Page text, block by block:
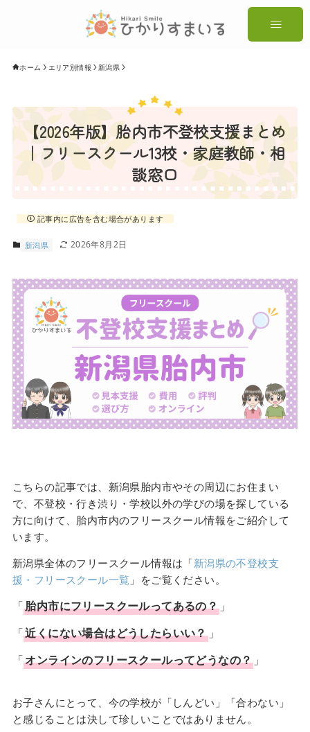
ホーム エリア別情報 新潟県
【2026年版】胎内市不登校支援まとめ
｜フリースクール13校・家庭教師・相
談窓口
記事内に広告を含む場合があります
新潟県 2026年8月2日
こちらの記事では、新潟県胎内市やその周辺にお住まい
で、不登校・行き渋り・学校以外の学びの場を探している
方に向けて、胎内市内のフリースクール情報をご紹介して
います。
新潟県全体のフリースクール情報は「新潟県の不登校支
援・フリースクール一覧 」をご覧ください。
「胎内市にフリースクールってあるの？ 」
「近くにない場合はどうしたらいい？」
「オンラインのフリースクールってどうなの？ 」
お子さんにとって、今の学校が「しんどい」「合わない」
と感じることは決して珍しいことではありません。